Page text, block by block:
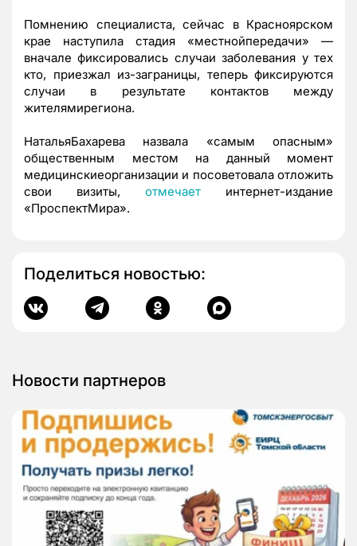
Помнению специалиста, сейчас в Красноярском
крае наступила стадия «местнойпередачи» —
вначале фиксировались случаи заболевания у тех
кто, приезжал из-заграницы, теперь фиксируются
случаи в результате контактов между
жителямирегиона.
НатальяБахарева назвала «самым опасным»
общественным местом на данный момент
медицинскиеорганизации и посоветовала отложить
свои визиты, отмечает интернет-издание
«ПроспектМира».
Поделиться новостью:
Новости партнеров